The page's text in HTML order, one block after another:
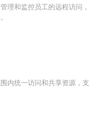
理和监控员工的远程访问，
内统一访问和共享资源，支